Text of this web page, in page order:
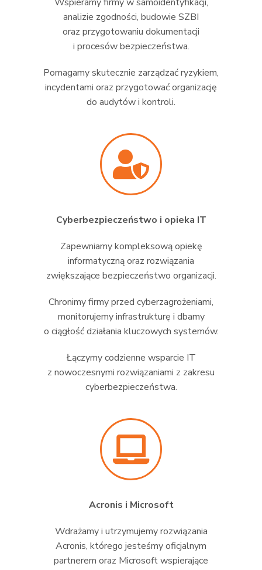
analizie zgodności, budowie SZBI
oraz przygotowaniu dokumentacji
i procesów bezpieczeństwa.
Pomagamy skutecznie zarządzać ryzykiem,
incydentami oraz przygotować organizację
do audytów i kontroli.
Cyberbezpieczeństwo i opieka IT
Zapewniamy kompleksową opiekę
informatyczną oraz rozwiązania
zwiększające bezpieczeństwo organizacji.
Chronimy firmy przed cyberzagrożeniami,
monitorujemy infrastrukturę i dbamy
o ciągłość działania kluczowych systemów.
Łączymy codzienne wsparcie IT
z nowoczesnymi rozwiązaniami z zakresu
cyberbezpieczeństwa.
Acronis i Microsoft
Wdrażamy i utrzymujemy rozwiązania
Acronis, którego jesteśmy oficjalnym
partnerem oraz Microsoft wspierające